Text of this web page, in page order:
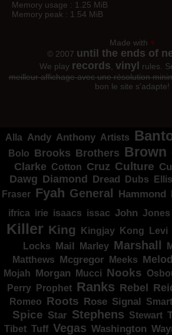
Memory usage : 1.25 MiB
Memory peak : 1.54 MiB
Made with ♥
© 2007 until the ends of
We play records vinyl
rules.
meilleur affichage avec une résolution
bon le site s'adapte!
Alla Andy Anthony Artists
Bolo Brooks Brothers Brown
Clarke Cotton Cruz Culture
Dawg Diamond Dread Dubs Ellis
Fraser Fyah General Hammond
ifrica irie isaacs issac John Jones
Killer King Kingjay Kong Levi
Locks Mail Marley Marshall
Matthews Mcgregor Meeks
Mojah Morgan Mucci Nooks
Perry Prophet Ranks Rebel
Romeo Roots Rose Signal Smart
Spice Star Stephens Stewart
Tibet Tuff Vegas Washington